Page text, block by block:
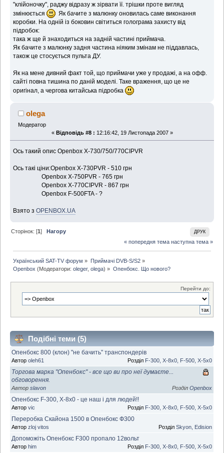
"клійоночку", раджу відразу ж зірвати її. трішки проте вигляд
змінюється
Як бачите з малюнку оновилась саме виконання
коробки. На одній із боковин світиться голограма захисту від
підробок:
така ж ще й знаходиться на задній частині приймача.
Як бачите з малюнку задня частина ніяким змінам не піддавлась,
також це стосується пульта ДУ.
Як на мене дивний факт той, що приймачи уже у продажі, а на офф.
сайті повна тишина по даній моделі. Таке враження, що це не
оригінал, а чергова китайська підробка
olega
Модератор
« Відповідь #8 : 12:16:42, 19 Листопада 2007 »
Ось такий опис Openbox X-730/750/770CIPVR
Ось такі ціни:Openbox X-730PVR - 510 грн
Openbox X-750PVR - 765 грн
Openbox X-770CIPVR - 867 грн
Openbox F-500FTA - ?
Взято зOPENBOX.UA
ДРУК
Сторінок: [1]Нагору
« попередня тема наступна тема »
Український SAT-TV форум » Приймачі DVB-S/S2»
Openbox (Модератори:oleger,olega) » Опенбокс. Що нового?
Перейти до:
Подібні теми (5)
Опенбокс 800 (клон) "не бачить" транспондерів
Автор oleh61 Розділ F-300, X-8x0, F-500, X-5х0
Торгова марка "Опенбокс" - все що ви про неї думаєте...
обговорення.
Автор slavon Розділ Openbox
Опенбокс F-300, X-8х0 - це наш і для людей!!
Автор vic Розділ F-300, X-8x0, F-500, X-5х0
Переробка Скайона 1500 в Опенбокс Ф300
Автор zloj vitos Розділ Skyon, Edision
Допоможіть Опенбокс F300 пропало 12вольт
Автор him Розділ F-300, X-8x0, F-500, X-5х0